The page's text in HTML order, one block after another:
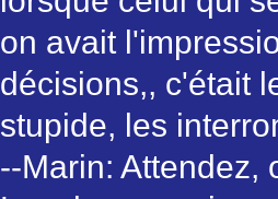
on avait
décisions,, c'était
stupide, les
--Marin: Attendez,